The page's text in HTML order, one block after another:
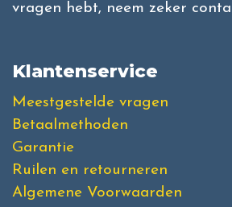
vragen hebt, neem zeker
Klantenservice
Meestgestelde vragen
Betaalmethoden
Garantie
Ruilen en retourneren
Algemene Voorwaarden